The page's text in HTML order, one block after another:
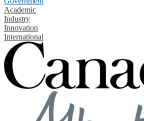
Academic
Industry
Innovation
International